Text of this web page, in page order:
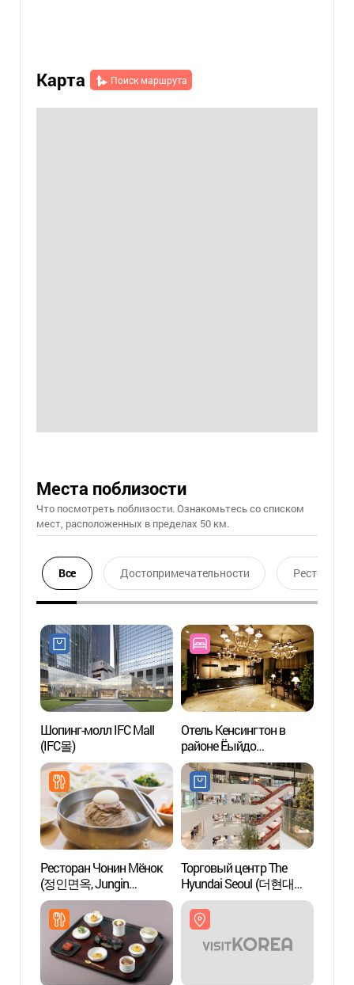
Карта Поиск маршрута
Места поблизости
Что посмотреть поблизости. Ознакомьтесь со списком
мест, расположенных в пределах 50 км.
Все Достопримечательности Ресторан
Шопинг-молл IFC Mall
(IFC몰)
Отель Кенсингтон в
районе Ёыйдо
(켄싱턴호텔 여의도)
Ресторан Чонин Мёнок
(정인면옥, Jungin
Myeonok)
Торговый центр The
Hyundai Seoul (더현대
서울)